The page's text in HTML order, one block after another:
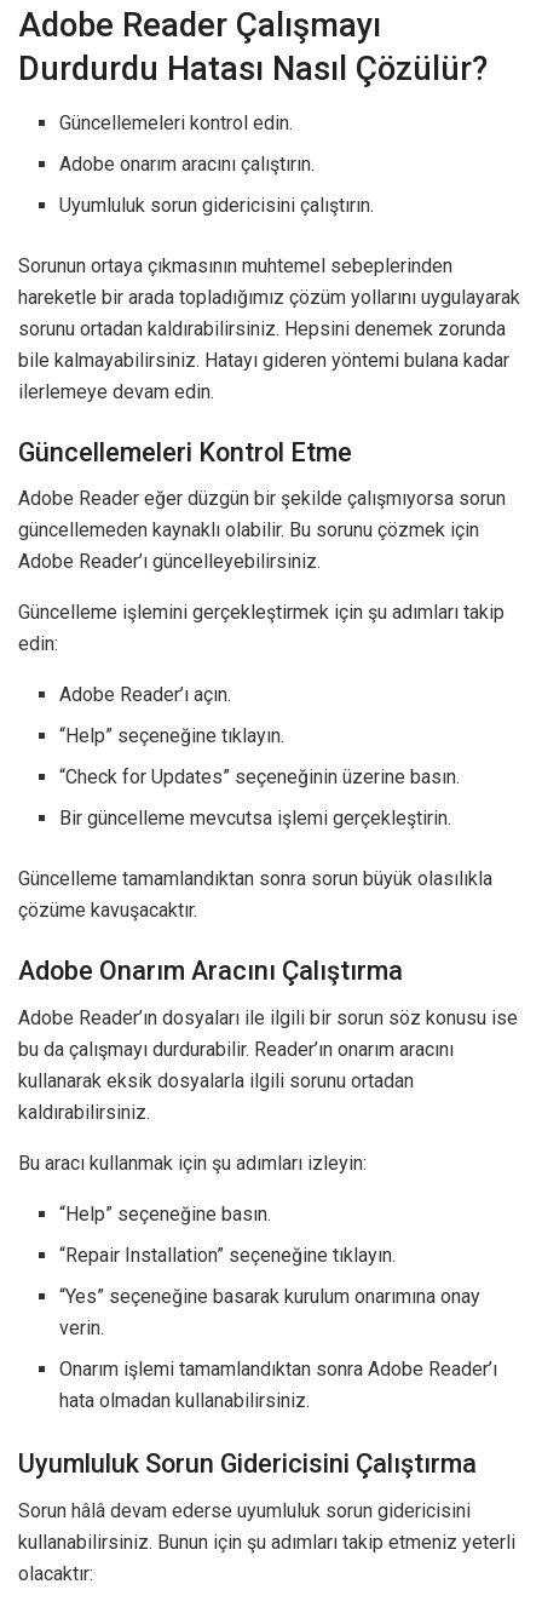
Adobe Reader Çalışmayı
Durdurdu Hatası Nasıl Çözülür?
Güncellemeleri kontrol edin.
Adobe onarım aracını çalıştırın.
Uyumluluk sorun gidericisini çalıştırın.
Sorunun ortaya çıkmasının muhtemel sebeplerinden
hareketle bir arada topladığımız çözüm yollarını uygulayarak
sorunu ortadan kaldırabilirsiniz. Hepsini denemek zorunda
bile kalmayabilirsiniz. Hatayı gideren yöntemi bulana kadar
ilerlemeye devam edin.
Güncellemeleri Kontrol Etme
Adobe Reader eğer düzgün bir şekilde çalışmıyorsa sorun
güncellemeden kaynaklı olabilir. Bu sorunu çözmek için
Adobe Reader’ı güncelleyebilirsiniz.
Güncelleme işlemini gerçekleştirmek için şu adımları takip
edin:
Adobe Reader’ı açın.
“Help” seçeneğine tıklayın.
“Check for Updates” seçeneğinin üzerine basın.
Bir güncelleme mevcutsa işlemi gerçekleştirin.
Güncelleme tamamlandıktan sonra sorun büyük olasılıkla
çözüme kavuşacaktır.
Adobe Onarım Aracını Çalıştırma
Adobe Reader’ın dosyaları ile ilgili bir sorun söz konusu ise
bu da çalışmayı durdurabilir. Reader’ın onarım aracını
kullanarak eksik dosyalarla ilgili sorunu ortadan
kaldırabilirsiniz.
Bu aracı kullanmak için şu adımları izleyin:
“Help” seçeneğine basın.
“Repair Installation” seçeneğine tıklayın.
“Yes” seçeneğine basarak kurulum onarımına onay
verin.
Onarım işlemi tamamlandıktan sonra Adobe Reader’ı
hata olmadan kullanabilirsiniz.
Uyumluluk Sorun Gidericisini Çalıştırma
Sorun hâlâ devam ederse uyumluluk sorun gidericisini
kullanabilirsiniz. Bunun için şu adımları takip etmeniz yeterli
olacaktır: